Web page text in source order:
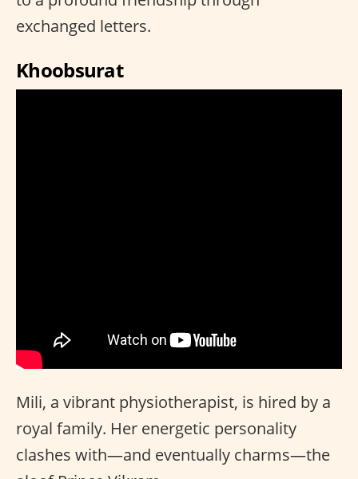
exchanged letters.
Khoobsurat
Mili, a vibrant physiotherapist, is hired by a
royal family. Her energetic personality
clashes with—and eventually charms—the